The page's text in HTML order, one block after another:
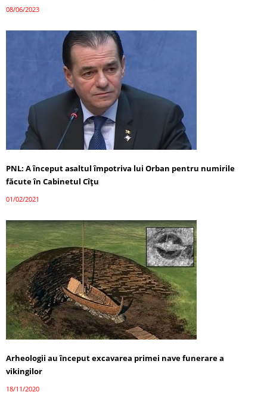
08/06/2023
PNL: A început asaltul împotriva lui Orban pentru numirile
făcute în Cabinetul Cîțu
01/02/2021
Arheologii au început excavarea primei nave funerare a
vikingilor
18/11/2020